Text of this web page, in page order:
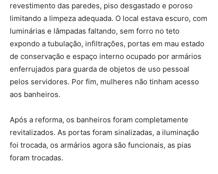
revestimento das paredes, piso desgastado e poroso
limitando a limpeza adequada. O local estava escuro, com
luminárias e lâmpadas faltando, sem forro no teto
expondo a tubulação, infiltrações, portas em mau estado
de conservação e espaço interno ocupado por armários
enferrujados para guarda de objetos de uso pessoal
pelos servidores. Por fim, mulheres não tinham acesso
aos banheiros.
Após a reforma, os banheiros foram completamente
revitalizados. As portas foram sinalizadas, a iluminação
foi trocada, os armários agora são funcionais, as pias
foram trocadas.